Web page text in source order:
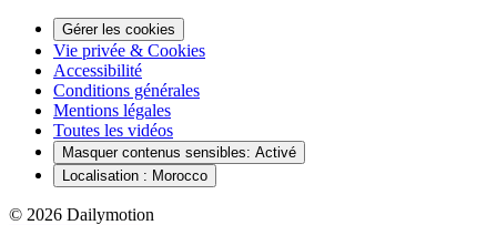
Gérer les cookies
Vie privée & Cookies
Accessibilité
Conditions générales
Mentions légales
Toutes les vidéos
Masquer contenus sensibles: Activé
Localisation : Morocco
© 2026 Dailymotion